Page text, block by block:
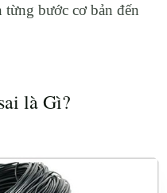
từng bước cơ bản đến
là Gì?